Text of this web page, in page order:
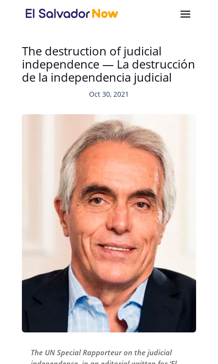
The destruction of judicial
independence — La destrucción
de la independencia judicial
Oct 30, 2021
The UN Special Rapporteur on the judicial